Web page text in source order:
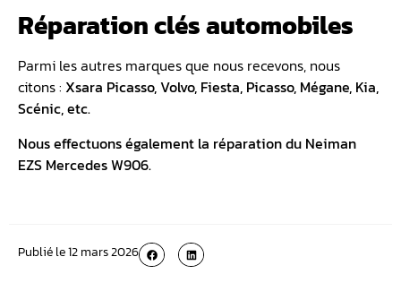
Réparation clés automobiles
Parmi les autres marques que nous recevons, nous
citons : Xsara Picasso, Volvo, Fiesta, Picasso, Mégane, Kia,
Scénic, etc.
Nous effectuons également la réparation du Neiman
EZS Mercedes W906.
Publié le12 mars 2026